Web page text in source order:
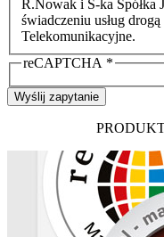
R.Nowak i S-ka Spółka
świadczeniu usług
Telekomunikacyjne.
reCAPTCHA *
Wyślij zapytanie